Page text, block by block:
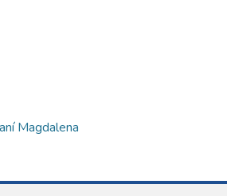
Magdalena